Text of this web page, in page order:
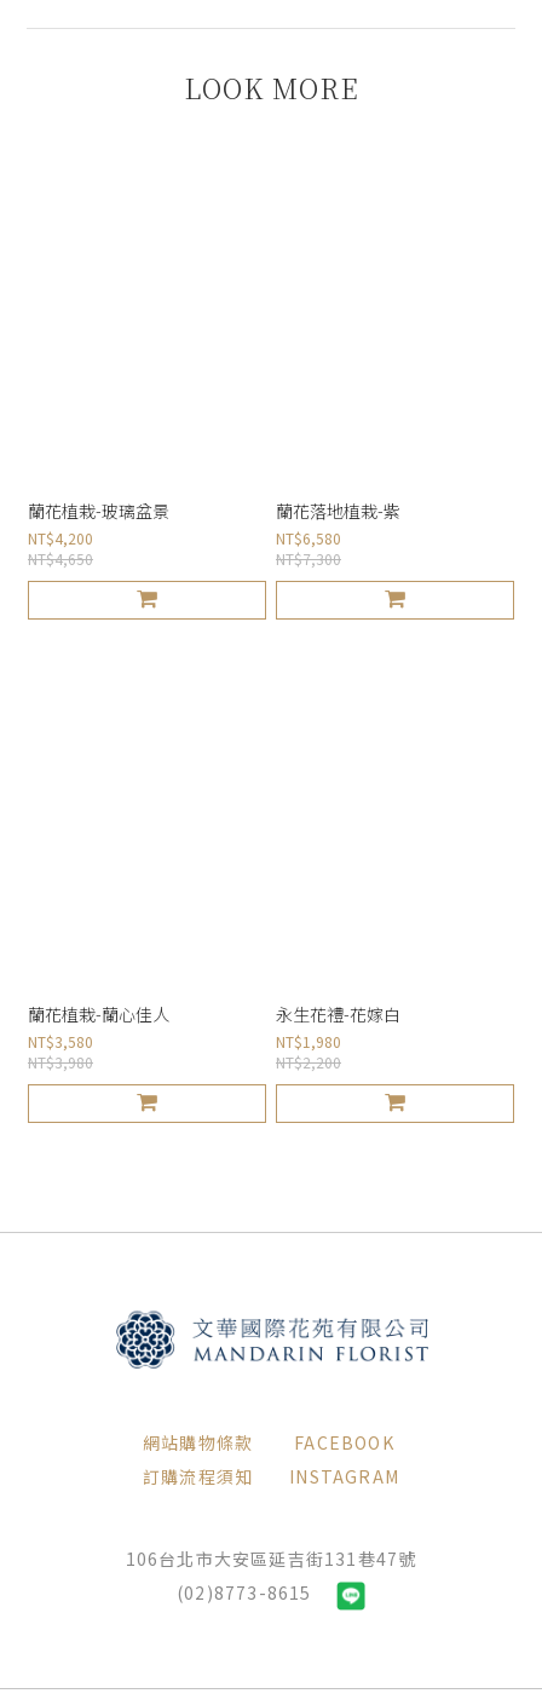
LOOK MORE
蘭花植栽-玻璃盆景
NT$4,200
NT$4,650
蘭花落地植栽-紫
NT$6,580
NT$7,300
蘭花植栽-蘭心佳人
NT$3,580
NT$3,980
永生花禮-花嫁白
NT$1,980
NT$2,200
網站購物條款
訂購流程須知
FACEBOOK
INSTAGRAM
106台北市大安區延吉街131巷47號
(02)8773-8615